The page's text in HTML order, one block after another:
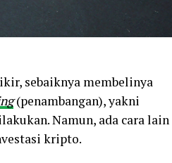
sebaiknya membelinya
(penambangan), yakni
Namun, ada cara lain
kripto.